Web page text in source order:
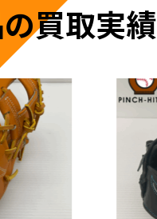
買取実績